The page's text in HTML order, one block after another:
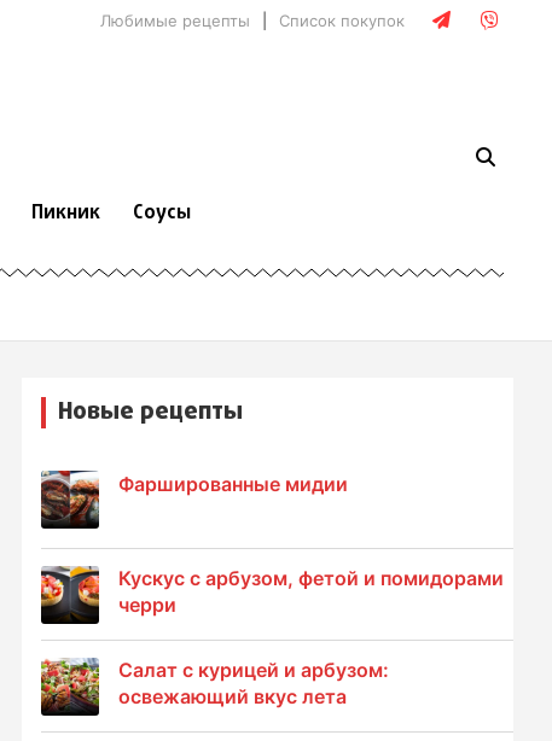
Любимые рецепты Список покупок
Пикник Соусы
Новые рецепты
Фаршированные мидии
Кускус с арбузом, фетой и помидорами
черри
Салат с курицей и арбузом:
освежающий вкус лета